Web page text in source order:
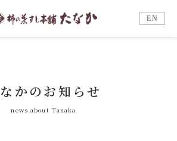
EN
かのお知らせ
news about Tanaka